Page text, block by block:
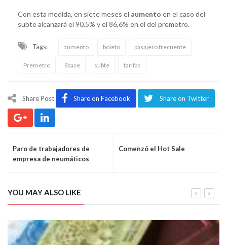
Con esta medida, en siete meses el aumento en el caso del
subte alcanzará el 90,5% y el 86,6% en el del premetro.
Tags: aumento boleto pasajero frecuente
Premetro Sbase subte tarifas
Share Post Share on Facebook Share on Twitter
Paro de trabajadores de
empresa de neumáticos
Comenzó el Hot Sale
YOU MAY ALSO LIKE